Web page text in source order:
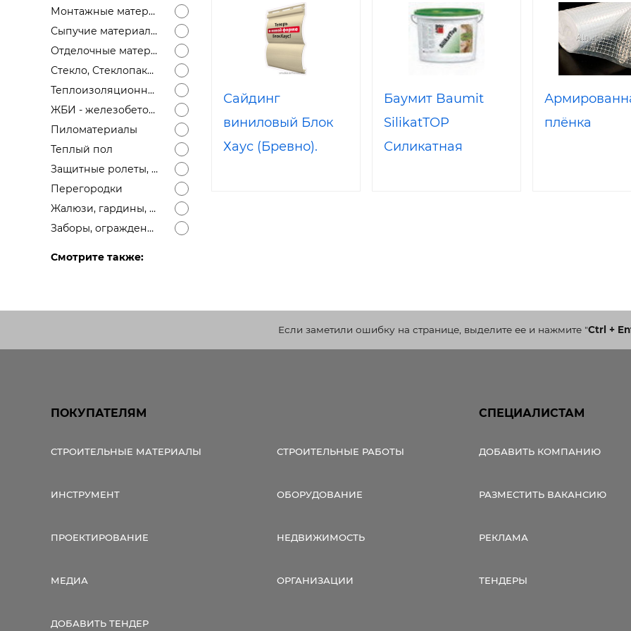
Монтажные материалы, крепеж
Сыпучие материалы, щебень, песок, цемент...
Отделочные материалы
Стекло, Стеклопакеты
Теплоизоляционные материалы
ЖБИ - железобетонные изделия
Пиломатериалы
Теплый пол
Защитные ролеты, секционные ворота
Перегородки
Жалюзи, гардины, маркизы
Заборы, ограждения, заборные сетки, поручни
Смотрите также:
Сайдинг
виниловый Блок
Хаус (Бревно).
Баумит Baumit
SilikatTOP
Силикатная
плёнка
Если заметили ошибку на странице, выделите ее и нажмите"Ctrl +
ПОКУПАТЕЛЯМ
СТРОИТЕЛЬНЫЕ МАТЕРИАЛЫ СТРОИТЕЛЬНЫЕ РАБОТЫ
ИНСТРУМЕНТ ОБОРУДОВАНИЕ
ПРОЕКТИРОВАНИЕ НЕДВИЖИМОСТЬ
МЕДИА ОРГАНИЗАЦИИ
ДОБАВИТЬ ТЕНДЕР
СПЕЦИАЛИСТАМ
ДОБАВИТЬ КОМПАНИЮ
РАЗМЕСТИТЬ ВАКАНСИЮ
РЕКЛАМА
ТЕНДЕРЫ